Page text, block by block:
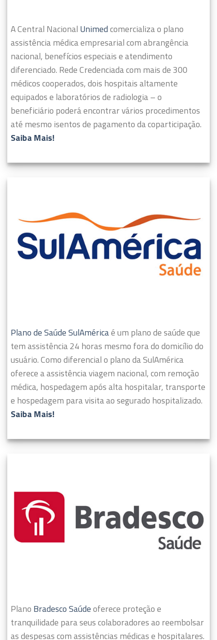
A Central Nacional Unimedcomercializa o plano
assistência médica empresarial com abrangência
nacional, benefícios especiais e atendimento
diferenciado. Rede Credenciada com mais de 300
médicos cooperados, dois hospitais altamente
equipados e laboratórios de radiologia – o
beneficiário poderá encontrar vários procedimentos
até mesmo isentos de pagamento da coparticipação.
Saiba Mais!
Plano de Saúde SulAméricaé um plano de saúde que
tem assistência 24 horas mesmo fora do domicílio do
usuário.Como diferencial o plano da SulAmérica
oferece a assistência viagem nacional, com remoção
médica, hospedagem após alta hospitalar, transporte
e hospedagem para visita ao segurado hospitalizado.
Saiba Mais!
Plano Bradesco Saúdeoferece proteção e
tranquilidade para seus colaboradores ao reembolsar
as despesas com assistências médicas e hospitalares.